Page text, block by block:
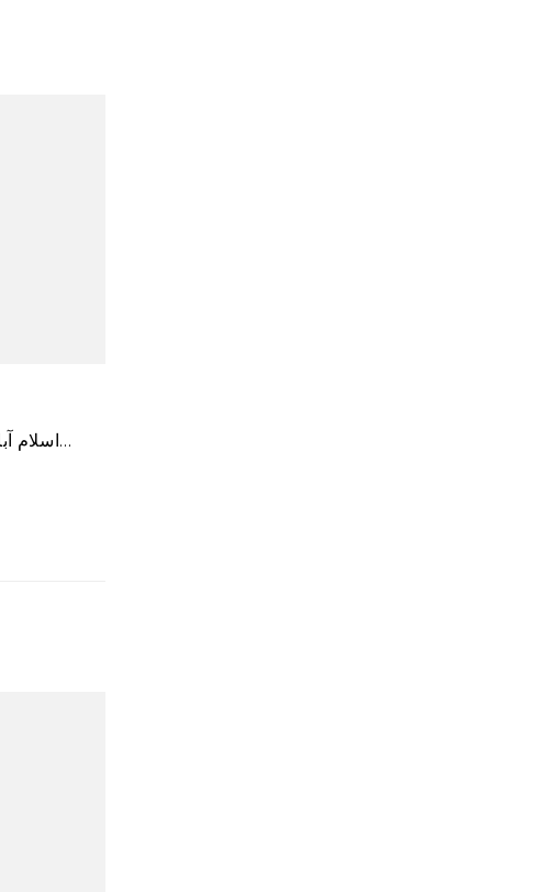
اسلام آباد: وفاقی حکومت نے پیر کو وفاقی سیکرٹریٹ اور اسلام آباد کیپیٹل ٹیریٹری (آئی سی ٹی) فیلڈ ایڈمنسٹریشن میں…